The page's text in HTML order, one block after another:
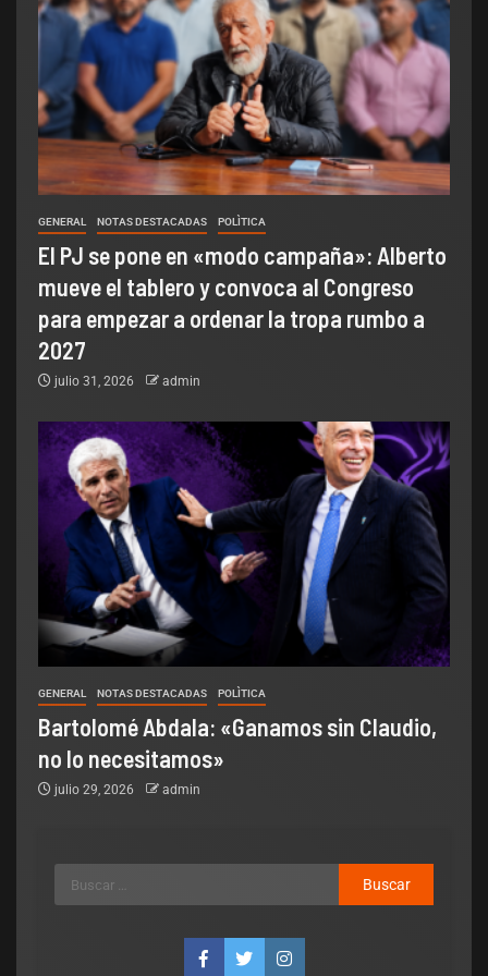
GENERAL NOTAS DESTACADAS POLÌTICA
El PJ se pone en «modo campaña»: Alberto
mueve el tablero y convoca al Congreso
para empezar a ordenar la tropa rumbo a
2027
julio 31, 2026 admin
GENERAL NOTAS DESTACADAS POLÌTICA
Bartolomé Abdala: «Ganamos sin Claudio,
no lo necesitamos»
julio 29, 2026 admin
El Senado aprobó la ley para los